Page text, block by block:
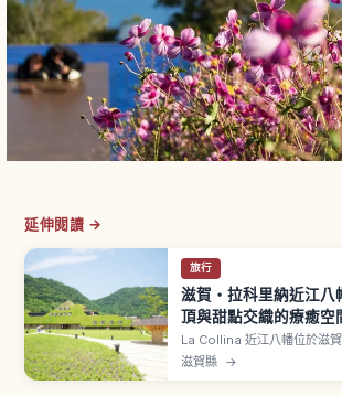
延伸閱讀 →
旅行
滋賀・拉科里納近江八
頂與甜點交織的療癒空
La Collina 近江八幡位於滋賀
字號和菓子店「TANEYA 集團
設施。「La Collina」在義大
滋賀縣 →